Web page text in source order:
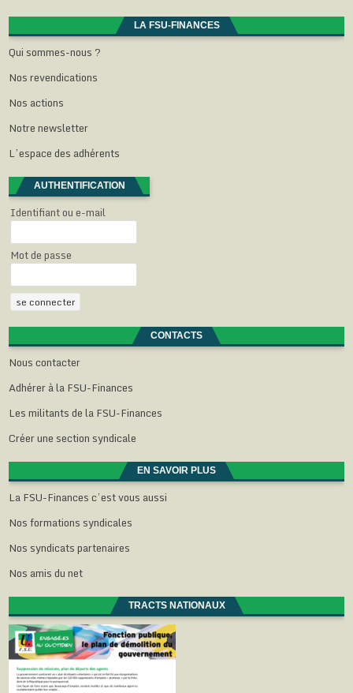
LA FSU-FINANCES
Qui sommes-nous ?
Nos revendications
Nos actions
Notre newsletter
L’espace des adhérents
AUTHENTIFICATION
Identifiant ou e-mail
Mot de passe
CONTACTS
Nous contacter
Adhérer à la FSU-Finances
Les militants de la FSU-Finances
Créer une section syndicale
EN SAVOIR PLUS
La FSU-Finances c’est vous aussi
Nos formations syndicales
Nos syndicats partenaires
Nos amis du net
TRACTS NATIONAUX